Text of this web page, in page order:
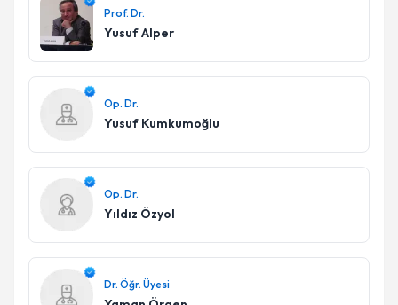
Prof. Dr.
Yusuf Alper
Op. Dr.
Yusuf Kumkumoğlu
Op. Dr.
Yıldız Özyol
Dr. Öğr. Üyesi